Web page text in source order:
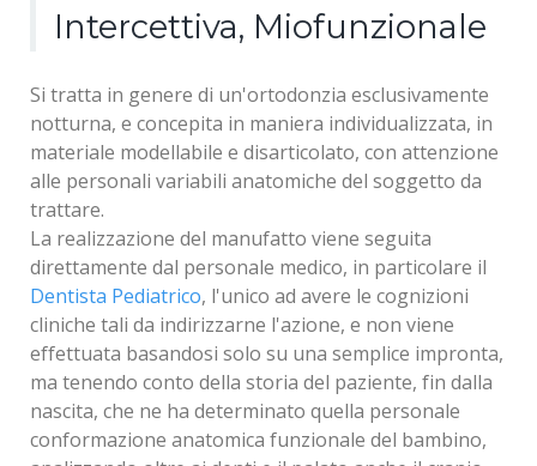
Intercettiva, Miofunzionale
Si tratta in genere di un'ortodonzia esclusivamente
notturna, e concepita in maniera individualizzata, in
materiale modellabile e disarticolato, con attenzione
alle personali variabili anatomiche del soggetto da
trattare.
La realizzazione del manufatto viene seguita
direttamente dal personale medico, in particolare il
Dentista Pediatrico, l'unico ad avere le cognizioni
cliniche tali da indirizzarne l'azione, e non viene
effettuata basandosi solo su una semplice impronta,
ma tenendo conto della storia del paziente, fin dalla
nascita, che ne ha determinato quella personale
conformazione anatomica funzionale del bambino,